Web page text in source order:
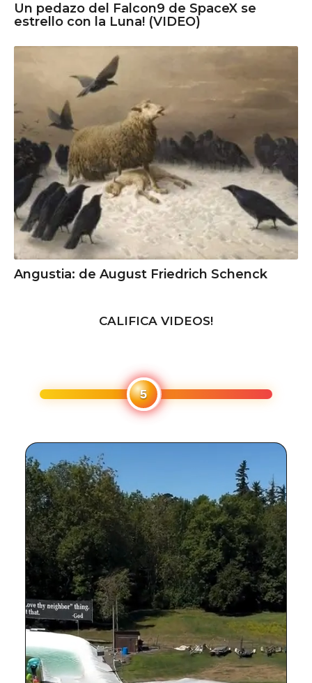
Un pedazo del Falcon9 de SpaceX se
estrello con la Luna! (VIDEO)
Angustia: de August Friedrich Schenck
CALIFICA VIDEOS!